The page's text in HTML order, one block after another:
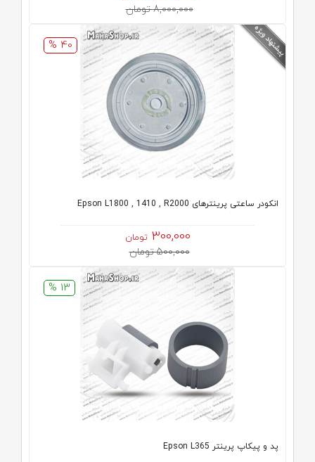
8,000,000 تومان
40 %
انکودر ساعتی پرینترهای Epson L1800 , 1410 , R2000
300,000 تومان
500,000 تومان
13 %
پد و پیکاپ پرینتر Epson L365